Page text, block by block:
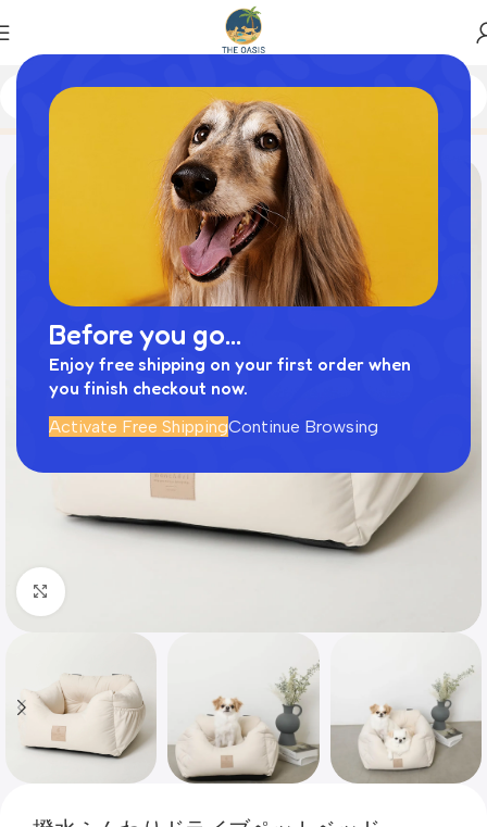
Before you go...
Enjoy free shipping on your first order when
you finish checkout now.
Activate Free ShippingContinue Browsing
Home 撥水ふんわりドライブペットベッド
Click to enlarge